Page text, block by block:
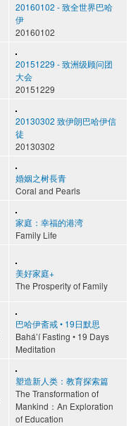
20160102 - 致全世界巴哈
伊
20160102
20151229 - 致洲级顾问团
大会
20151229
20130302 致伊朗巴哈伊信
徒
20130302
婚姻之树長青
Coral and Pearls
家庭：幸福的港湾
Family Life
美好家庭+
The Prosperity of Family
巴哈伊斋戒 • 19日默思
Bahá’í Fasting • 19 Days
Meditation
塑造新人类：教育探索篇
The Transformation of
Mankind：An Exploration
of Education